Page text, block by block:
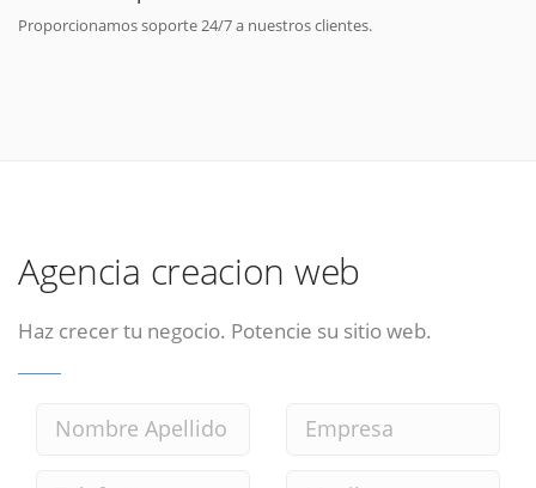
Proporcionamos soporte 24/7 a nuestros clientes.
Agencia creacion web
Haz crecer tu negocio. Potencie su sitio web.